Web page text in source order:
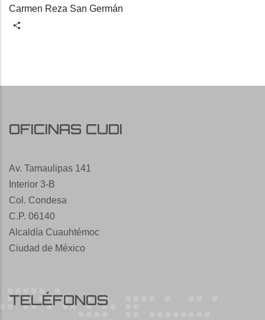
Carmen Reza San Germán
OFICINAS CUDI
Av. Tamaulipas 141
Interior 3-B
Col. Condesa
C.P. 06140
Alcaldía Cuauhtémoc
Ciudad de México
TELÉFONOS